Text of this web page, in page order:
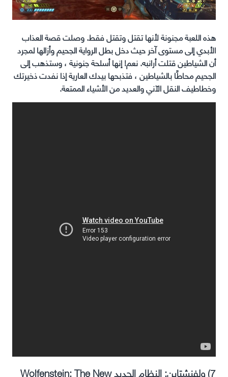
هذه اللعبة مجنونة لأنها تقتل وتقتل فقط. وصلت قصةالعذاب
الأبديإلى مستوى آخر حيث دخل بطل الرواية الجحيم وأزالها لمجرد
أن الشياطين قتلت أرانبه. نعم! إنها أسلحة جنونية ، وستذهب إلى
الجحيم محاطًا بالشياطين ، فتذبحها بيدك العارية إذا نفدت ذخيرتك
وخطاطيف النقل الآني والعديد من الأشياء الممتعة.
7) ولفنشتاين: النظام الجديد Wolfenstein: The New